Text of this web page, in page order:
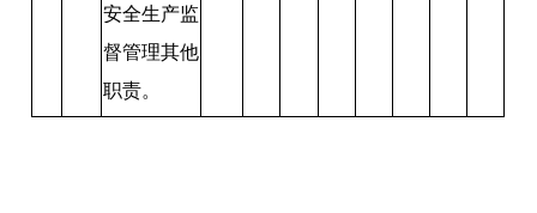
安全生产监
督管理其他
职责。